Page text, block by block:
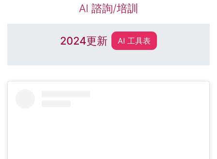
AI 諮詢/培訓
2024更新 AI 工具表